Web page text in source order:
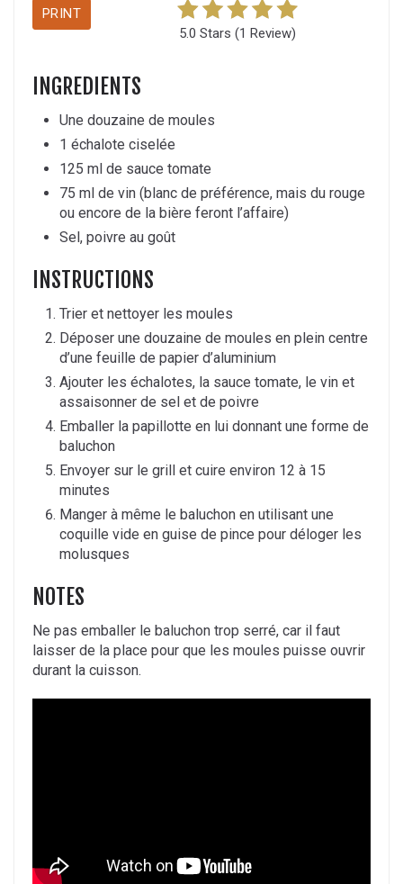
PRINT
5.0 Stars (1 Review)
INGREDIENTS
Une douzaine de moules
1 échalote ciselée
125 ml de sauce tomate
75 ml de vin (blanc de préférence, mais du rouge
ou encore de la bière feront l’affaire)
Sel, poivre au goût
INSTRUCTIONS
Trier et nettoyer les moules
Déposer une douzaine de moules en plein centre
d’une feuille de papier d’aluminium
Ajouter les échalotes, la sauce tomate, le vin et
assaisonner de sel et de poivre
Emballer la papillotte en lui donnant une forme de
baluchon
Envoyer sur le grill et cuire environ 12 à 15
minutes
Manger à même le baluchon en utilisant une
coquille vide en guise de pince pour déloger les
molusques
NOTES
Ne pas emballer le baluchon trop serré, car il faut
laisser de la place pour que les moules puisse ouvrir
durant la cuisson.